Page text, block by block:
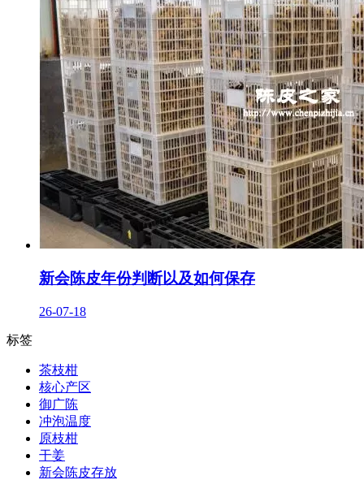
新会陈皮年份判断以及如何保存
26-07-18
标签
茶枝柑
核心产区
御广陈
冲泡温度
原枝柑
干姜
新会陈皮存放